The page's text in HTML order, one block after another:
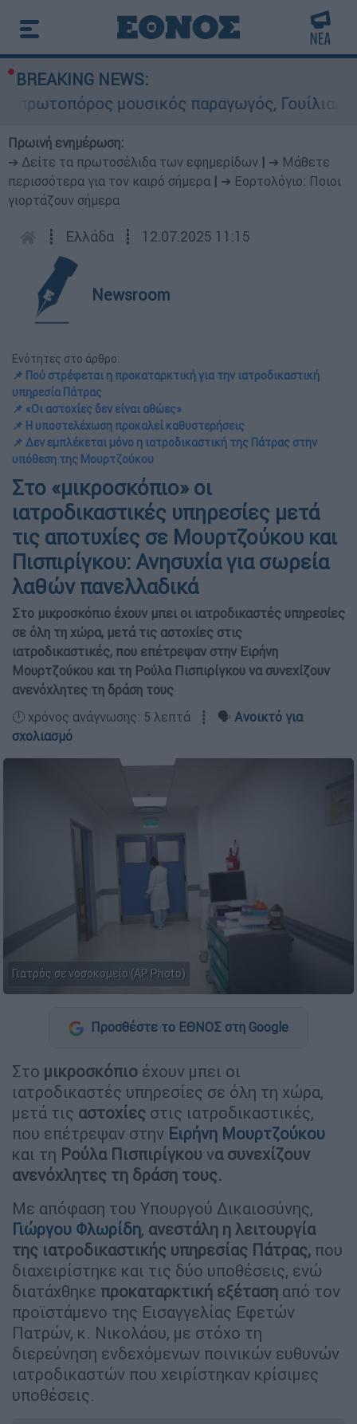
BREAKING NEWS:
μουσικός παραγωγός, Γουίλιαμ
Πρωινή ενημέρωση:
➔ Δείτε τα πρωτοσέλιδα των εφημερίδων
➔ Μάθετε
περισσότερα για τον καιρό σήμερα
➔ Εορτολόγιο: Ποιοι
γιορτάζουν σήμερα
┋ Ελλάδα ┋ 12.07.2025 11:15
Newsroom
Ενότητες στο άρθρο:
📌 Πού στρέφεται η προκαταρκτική για την ιατροδικαστική
υπηρεσία Πάτρας
📌 «Οι αστοχίες δεν είναι αθώες»
📌 Η υποστελέχωση προκαλεί καθυστερήσεις
📌 Δεν εμπλέκεται μόνο η ιατροδικαστική της Πάτρας στην
υπόθεση της Μουρτζούκου
Στο «μικροσκόπιο» οι
ιατροδικαστικές υπηρεσίες μετά
τις αποτυχίες σε Μουρτζούκου και
Πισπιρίγκου: Ανησυχία για σωρεία
λαθών πανελλαδικά
Στο μικροσκόπιο έχουν μπει οι ιατροδικαστές υπηρεσίες
σε όλη τη χώρα, μετά τις αστοχίες στις
ιατροδικαστικές, που επέτρεψαν στην Ειρήνη
Μουρτζούκου και τη Ρούλα Πισπιρίγκου να συνεχίζουν
ανενόχλητες τη δράση τους
🕛 χρόνος ανάγνωσης: 5 λεπτά ┋ 🗣️ Ανοικτό για
σχολιασμό
Γιατρός σε νοσοκομείο (AP Photo)
Προσθέστε το ΕΘΝΟΣ στη Google
Στο μικροσκόπιο έχουν μπει οι
ιατροδικαστές υπηρεσίες σε όλη τη χώρα,
μετά τις αστοχίες στις ιατροδικαστικές,
που επέτρεψαν στην Ειρήνη Μουρτζούκου
και τη Ρούλα Πισπιρίγκου να συνεχίζουν
ανενόχλητες τη δράση τους.
Με απόφαση του Υπουργού Δικαιοσύνης,
Γιώργου Φλωρίδη, ανεστάλη η λειτουργία
της ιατροδικαστικής υπηρεσίας Πάτρας, που
διαχειρίστηκε και τις δύο υποθέσεις, ενώ
διατάχθηκε προκαταρκτική εξέταση από τον
προϊστάμενο της Εισαγγελίας Εφετών
Πατρών, κ. Νικολάου, με στόχο τη
διερεύνηση ενδεχόμενων ποινικών ευθυνών
ιατροδικαστών που χειρίστηκαν κρίσιμες
υποθέσεις.